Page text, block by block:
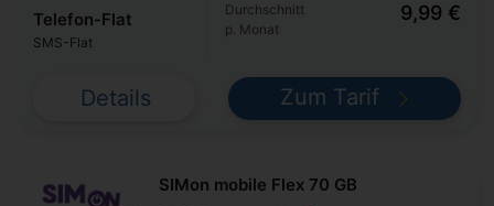
Telefon-Flat
SMS-Flat
Durchschnitt
p. Monat
9,99 €
Details Zum Tarif
SIMon mobile Flex 70 GB